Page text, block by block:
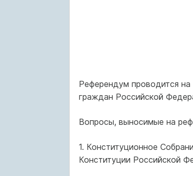
Референдум проводится
граждан Российской
Вопросы, выносимые на
1. Конституционное
Конституции Российской